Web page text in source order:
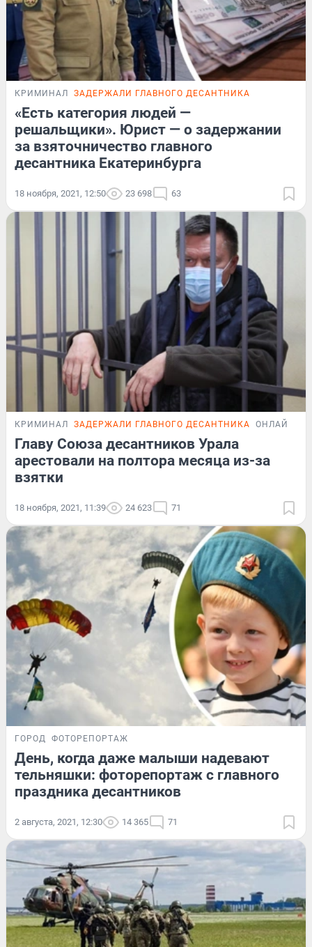
КРИМИНАЛ ЗАДЕРЖАЛИ ГЛАВНОГО ДЕСАНТНИКА
«Есть категория людей —
решальщики». Юрист — о задержании
за взяточничество главного
десантника Екатеринбурга
18 ноября, 2021, 12:50 23 698 63
КРИМИНАЛ ЗАДЕРЖАЛИ ГЛАВНОГО ДЕСАНТНИКА ОНЛАЙН-
Главу Союза десантников Урала
арестовали на полтора месяца из-за
взятки
18 ноября, 2021, 11:39 24 623 71
ГОРОД ФОТОРЕПОРТАЖ
День, когда даже малыши надевают
тельняшки: фоторепортаж с главного
праздника десантников
2 августа, 2021, 12:30 14 365 71